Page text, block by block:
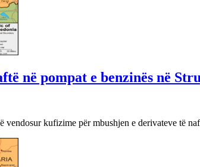
në pompat e benzinës në
vendosur kufizime për mbushjen e derivateve të